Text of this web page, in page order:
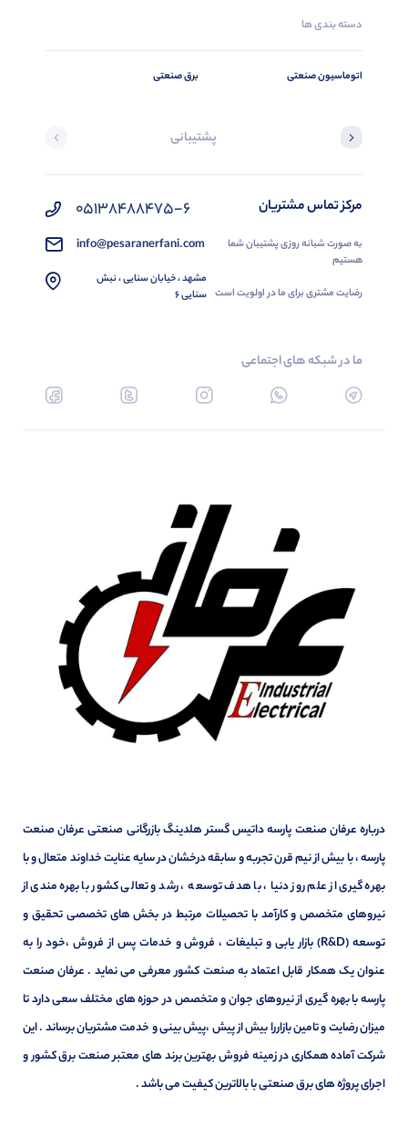
دسته بندی ها
اتوماسیون صنعتی برق صنعتی
پشتیبانی
مرکز تماس مشتریان
به صورت شبانه روزی پشتیبان شما
هستیم
رضایت مشتری برای ما در اولویت است
05138488475-6
info@pesaranerfani.com
مشهد ، خیابان سنایی ، نبش
سنایی 6
ما در شبکه های اجتماعی
درباره عرفان صنعت پارسه داتیس گستر هلدینگ بازرگانی صنعتی عرفان صنعت
پارسه ، با بیش از نیم قرن تجربه و سابقه درخشان در سایه عنایت خداوند متعال و با
بهره گیری از علم روز دنیا ، با هدف توسعه ، رشد و تعالی کشور با بهره مندی از
نیروهای متخصص و کارآمد با تحصیلات مرتبط در بخش های تخصصی تحقیق و
توسعه (R&D) بازار یابی و تبلیغات ، فروش و خدمات پس از فروش ،خود را به
عنوان یک همکار قابل اعتماد به صنعت کشور معرفی می نماید . عرفان صنعت
پارسه با بهره گیری از نیروهای جوان و متخصص در حوزه های مختلف سعی دارد تا
میزان رضایت و تامین بازاررا بیش از پیش ،پیش بینی و خدمت مشتریان برساند . این
شرکت آماده همکاری در زمینه فروش بهترین برند های معتبر صنعت برق کشور و
اجرای پروژه های برق صنعتی با بالاترین کیفیت می باشد .